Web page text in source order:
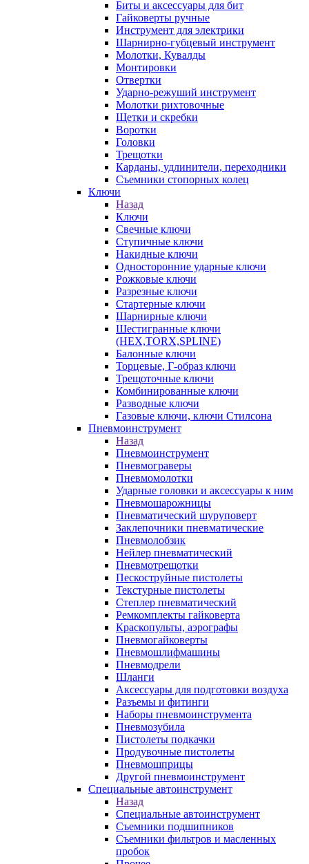
Биты и аксессуары для бит
Гайковерты ручные
Инструмент для электрики
Шарнирно-губцевый инструмент
Молотки, Кувалды
Монтировки
Отвертки
Ударно-режуший инструмент
Молотки рихтовочные
Щетки и скребки
Воротки
Головки
Трещотки
Карданы, удлинители, переходники
Съемники стопорных колец
Ключи
Назад
Ключи
Свечные ключи
Ступичные ключи
Накидные ключи
Односторонние ударные ключи
Рожковые ключи
Разрезные ключи
Стартерные ключи
Шарнирные ключи
Шестигранные ключи
(HEX,TORX,SPLINE)
Балонные ключи
Торцевые, Г-образ ключи
Трещоточные ключи
Комбинированные ключи
Разводные ключи
Газовые ключи, ключи Стилсона
Пневмоинструмент
Назад
Пневмоинструмент
Пневмограверы
Пневмомолотки
Ударные головки и аксессуары к ним
Пневмошарожницы
Пневматический шуруповерт
Заклепочники пневматические
Пневмолобзик
Нейлер пневматический
Пневмотрещотки
Пескоструйные пистолеты
Текстурные пистолеты
Степлер пневматический
Ремкомплекты гайковерта
Краскопульты, аэрографы
Пневмогайковерты
Пневмошлифмашины
Пневмодрели
Шланги
Аксессуары для подготовки воздуха
Разъемы и фитинги
Наборы пневмоинструмента
Пневмозубила
Пистолеты подкачки
Продувочные пистолеты
Пневмошприцы
Другой пневмоинструмент
Специальные автоинструмент
Назад
Специальные автоинструмент
Съемники подшипников
Съемники фильтров и масленных
пробок